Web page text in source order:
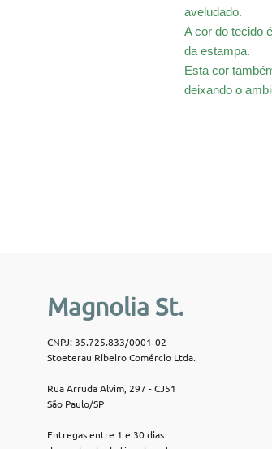
aveludado.
A cor do tecido
da estampa.
Esta cor
deixando o
Magnolia St.
CNPJ: 35.725.833/0001-02
Stoeterau Ribeiro Comércio Ltda.
Rua Arruda Alvim, 297 - CJ51
São Paulo/SP
Entregas entre 1 e 30 dias